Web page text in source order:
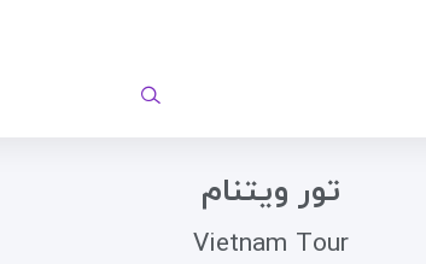
تور ویتنام
Vietnam Tour